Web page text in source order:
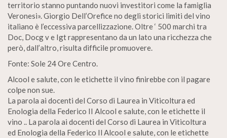
territorio stanno puntando nuovi investitori come la famiglia
Veronesi». Giorgio Dell’Orefice no degli storici limiti del vino
italiano è l’eccessiva parcellizzazione. Oltre ‘ 500 marchi tra
Doc, Docg v e Igt rappresentano da un lato una ricchezza che
però, dall’altro, risulta difficile promuovere.
Fonte: Sole 24 Ore Centro.
Alcool e salute, con le etichette il vino finirebbe con il pagare
colpe non sue.
La parola ai docenti del Corso di Laurea in Viticoltura ed
Enologia della Federico II Alcool e salute, con le etichette il
vino .. La parola ai docenti del Corso di Laurea in Viticoltura
ed Enologia della Federico Il Alcool e salute, con le etichette